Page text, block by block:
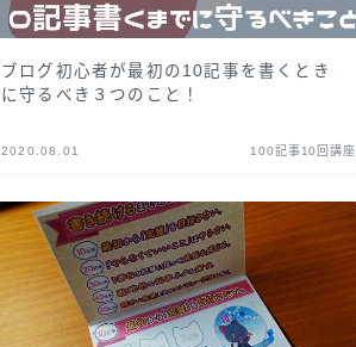
ブログ初心者が最初の10記事を書くとき
に守るべき３つのこと！
2020.08.01 100記事10回講座